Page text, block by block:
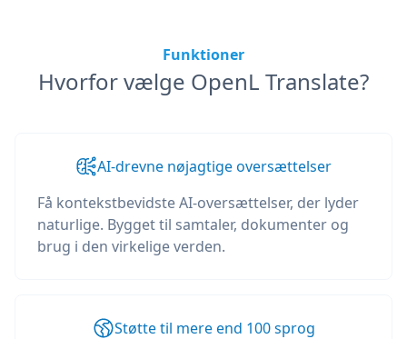
Funktioner
Hvorfor vælge OpenL Translate?
AI-drevne nøjagtige oversættelser
Få kontekstbevidste AI-oversættelser, der lyder
naturlige. Bygget til samtaler, dokumenter og
brug i den virkelige verden.
Støtte til mere end 100 sprog